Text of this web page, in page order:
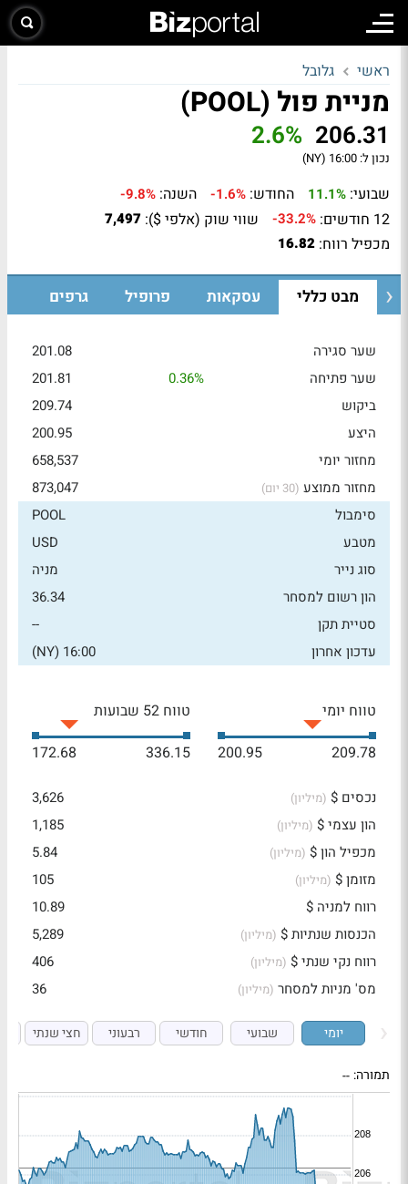
ראשי גלובל
מניית פול (POOL)
206.31
2.6%
נכון ל: 16:00 (NY)
שבועי: 11.1% החודש: -1.6% השנה: -9.8%
12 חודשים: -33.2% שווי שוק (אלפי $): 7,497
מכפיל רווח: 16.82
מבט כללי עסקאות פרופיל גרפים
שער סגירה
201.08
שער פתיחה
0.36%
201.81
ביקוש
209.74
היצע
200.95
מחזור יומי
658,537
מחזור ממוצע (30 יום)
873,047
סימבול
POOL
מטבע
USD
סוג נייר
מניה
הון רשום למסחר
36.34
סטיית תקן
--
עדכון אחרון
16:00 (NY)
טווח יומי
209.78
200.95
טווח 52 שבועות
336.15
172.68
נכסים $ (מיליון)
3,626
הון עצמי $ (מיליון)
1,185
מכפיל הון $ (מיליון)
5.84
מזומן $ (מיליון)
105
רווח למניה $
10.89
הכנסות שנתיות $ (מיליון)
5,289
רווח נקי שנתי $ (מיליון)
406
מס' מניות למסחר (מיליון) 36
יומי שבועי חודשי רבעוני חצי שנתי
תמורה: --